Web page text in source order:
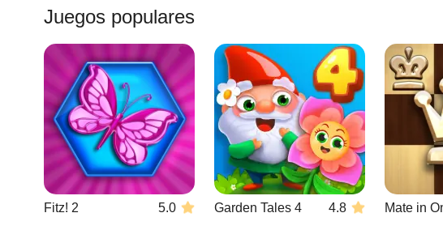
Juegos populares
Fitz! 2 5.0 Garden Tales 4 4.8